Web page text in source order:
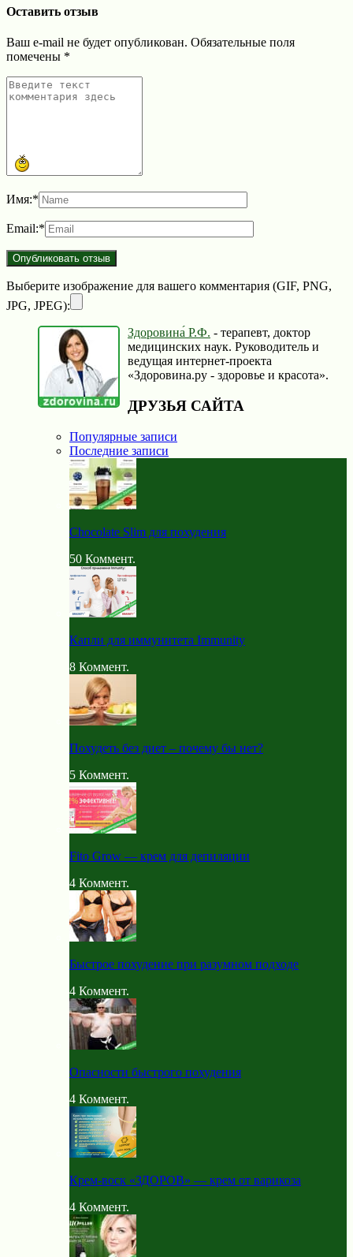
Оставить отзыв
Ваш e-mail не будет опубликован. Обязательные поля
помечены *
Имя:*
Email:*
Выберите изображение для вашего комментария (GIF, PNG,
JPG, JPEG):
Здоровина́ Р.Ф. - терапевт, доктор
медицинских наук. Руководитель и
ведущая интернет-проекта
«Здоровина.ру - здоровье и красота».
ДРУЗЬЯ САЙТА
Популярные записи
Последние записи
Chocolate Slim для похудения
50 Коммент.
Капли для иммунитета Immunity
8 Коммент.
Похудеть без диет – почему бы нет?
5 Коммент.
Fito Grow — крем для депиляции
4 Коммент.
Быстрое похудение при разумном подходе
4 Коммент.
Опасности быстрого похудения
4 Коммент.
Крем-воск «ЗДОРОВ» — крем от варикоза
4 Коммент.